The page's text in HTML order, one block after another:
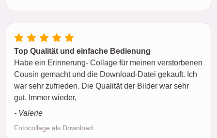
Top Qualität und einfache Bedienung
Habe ein Erinnerung- Collage für meinen verstorbenen
Cousin gemacht und die Download-Datei gekauft. Ich
war sehr zufrieden. Die Qualität der Bilder war sehr
gut. Immer wieder,
- Valerie
Fotocollage als Download